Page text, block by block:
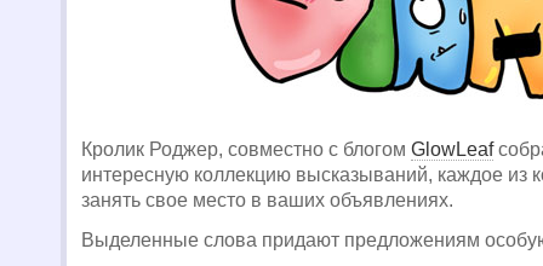
Кролик Роджер, совместно с блогом GlowLeaf
интересную коллекцию высказываний, каждое из
занять свое место в ваших объявлениях.
Выделенные слова придают предложениям